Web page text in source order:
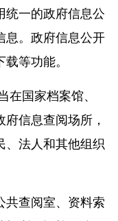
统一的政府信息公
息。政府信息公开
等功能。
在国家档案馆、
信息查阅场所，
、法人和其他组织
共查阅室、资料索